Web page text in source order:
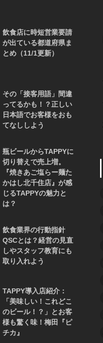
飲食店に時短営業要請
が出ている都道府県ま
とめ（11/1更新）
その「接客用語」間違
ってるかも！？正しい
日本語でお客様をおも
てなししよう
瓶ビールからTAPPYに
切り替えで売上増。
『焼きあご塩らー麺た
かはし北千住店』が感
じるTAPPYの魅力と
は？
飲食業界の行動指針
QSCとは？経営の見直
しやスタッフ教育にも
取り入れよう
TAPPY導入店紹介：
「美味しい！これどこ
のビール！？」とお客
様も驚く味！梅田『ピ
チカ』